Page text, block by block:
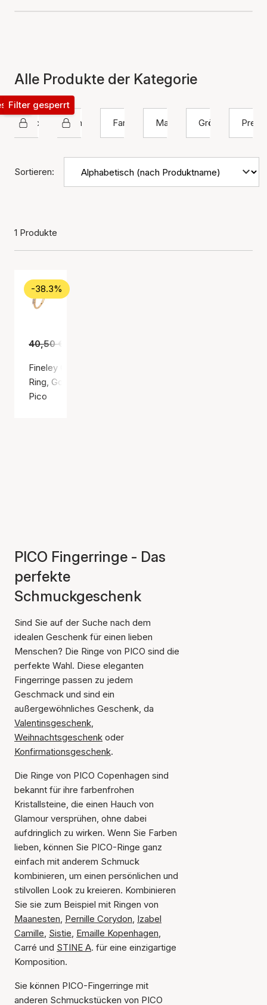
Alle Produkte der Kategorie
Pico
Ring
Filter gesperrt
Farbe
Material Größe Preis
Sortieren:
1 Produkte
-38.3%
40,50 €
Fineley Crystal Ring Mint
Ring, Goldfarben / Vergoldetes Sterlingsilber 925
Pico
PICO Fingerringe - Das
perfekte
Schmuckgeschenk
Sind Sie auf der Suche nach dem
idealen Geschenk für einen lieben
Menschen? Die Ringe von PICO sind die
perfekte Wahl. Diese eleganten
Fingerringe passen zu jedem
Geschmack und sind ein
außergewöhnliches Geschenk, da
Valentinsgeschenk,
Weihnachtsgeschenk oder
Konfirmationsgeschenk.
Die Ringe von PICO Copenhagen sind
bekannt für ihre farbenfrohen
Kristallsteine, die einen Hauch von
Glamour versprühen, ohne dabei
aufdringlich zu wirken. Wenn Sie Farben
lieben, können Sie PICO-Ringe ganz
einfach mit anderem Schmuck
kombinieren, um einen persönlichen und
stilvollen Look zu kreieren. Kombinieren
Sie sie zum Beispiel mit Ringen von
Maanesten, Pernille Corydon, Izabel
Camille, Sistie, Emaille Kopenhagen,
Carré und STINE A. für eine einzigartige
Komposition.
Sie können PICO-Fingerringe mit
anderen Schmuckstücken von PICO